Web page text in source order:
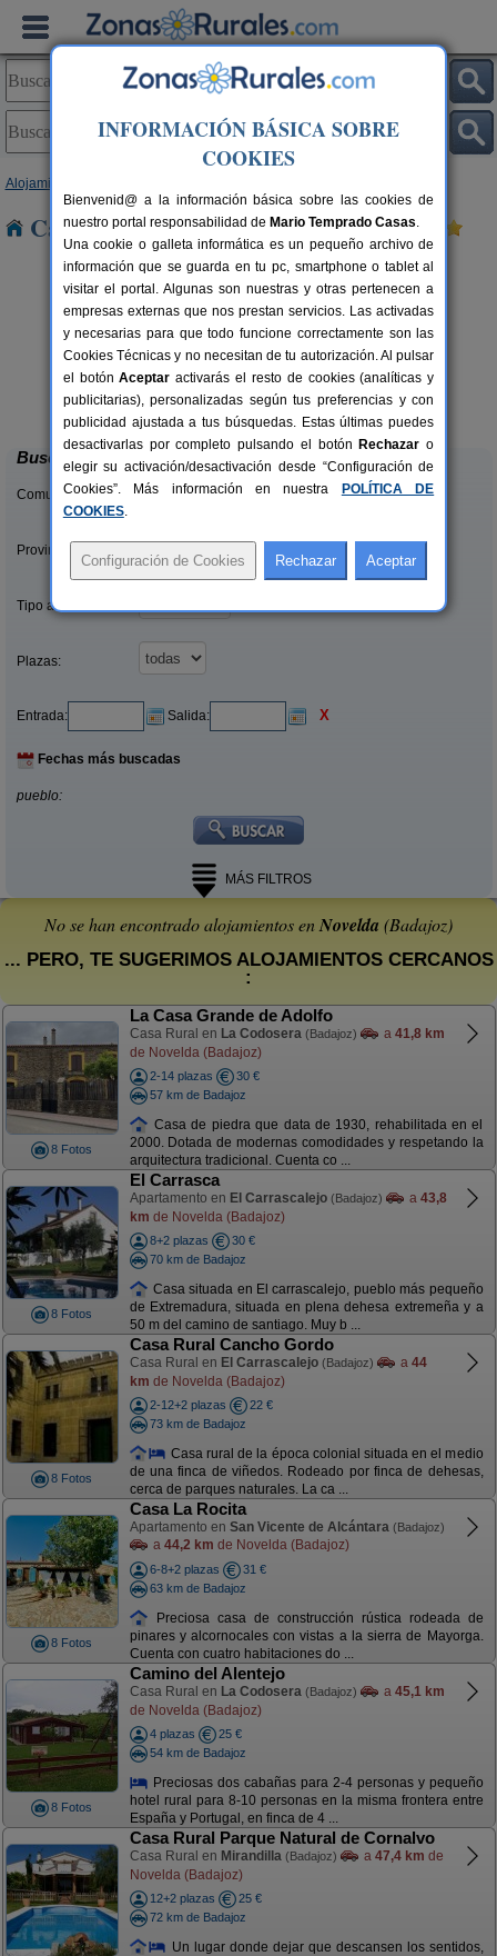
Alojamientos
Casas Rurales cerca de Novelda
2-12+1 pers.
desde 20 €
Los Molinos Rural
Fuentes de León (Badajoz)
Buscar
Comunidades:
Provincias/Islas:
Tipo alquiler:
Plazas:
Entrada: Salida: X
Fechas más buscadas
pueblo:
MÁS FILTROS
No se han encontrado alojamientos enNovelda (Badajoz)
... PERO, TE SUGERIMOS ALOJAMIENTOS CERCANOS
:
8 Fotos
La Casa Grande de Adolfo
Casa Rural en La Codosera (Badajoz) a 41,8 km
de Novelda (Badajoz)
2-14 plazas
30 €
57 km de Badajoz
Casa de piedra que data de 1930, rehabilitada en el
2000. Dotada de modernas comodidades y respetando la
arquitectura tradicional. Cuenta co ...
8 Fotos
El Carrasca
Apartamento en El Carrascalejo (Badajoz) a 43,8
km de Novelda (Badajoz)
8+2 plazas
30 €
70 km de Badajoz
Casa situada en El carrascalejo, pueblo más pequeño
de Extremadura, situada en plena dehesa extremeña y a
50 m del camino de santiago. Muy b ...
8 Fotos
Casa Rural Cancho Gordo
Casa Rural en El Carrascalejo (Badajoz) a 44
km de Novelda (Badajoz)
2-12+2 plazas
22 €
73 km de Badajoz
Casa rural de la época colonial situada en el medio
de una finca de viñedos. Rodeado por finca de dehesas,
cerca de parques naturales. La ca ...
8 Fotos
Casa La Rocita
Apartamento en San Vicente de Alcántara (Badajoz)
a 44,2 km de Novelda (Badajoz)
6-8+2 plazas
31 €
63 km de Badajoz
Preciosa casa de construcción rústica rodeada de
pinares y alcornocales con vistas a la sierra de Mayorga.
Cuenta con cuatro habitaciones do ...
8 Fotos
Camino del Alentejo
Casa Rural en La Codosera (Badajoz) a 45,1 km
de Novelda (Badajoz)
4 plazas
25 €
54 km de Badajoz
Preciosas dos cabañas para 2-4 personas y pequeño
hotel rural para 8-10 personas en la misma frontera entre
España y Portugal, en finca de 4 ...
Casa Rural Parque Natural de Cornalvo
Casa Rural en Mirandilla (Badajoz) a 47,4 km de
Novelda (Badajoz)
12+2 plazas
25 €
72 km de Badajoz
Un lugar donde dejar que descansen los sentidos,
INFORMACIÓN BÁSICA SOBRE
COOKIES
Bienvenid@ a la información básica sobre las cookies de
nuestro portal responsabilidad de Mario Temprado Casas.
Una cookie o galleta informática es un pequeño archivo de
información que se guarda en tu pc, smartphone o tablet al
visitar el portal. Algunas son nuestras y otras pertenecen a
empresas externas que nos prestan servicios. Las activadas
y necesarias para que todo funcione correctamente son las
Cookies Técnicas y no necesitan de tu autorización. Al pulsar
el botónAceptar activarás el resto de cookies (analíticas y
publicitarias), personalizadas según tus preferencias y con
publicidad ajustada a tus búsquedas. Estas últimas puedes
desactivarlas por completo pulsando el botón Rechazar o
elegir su activación/desactivación desde “Configuración de
Cookies”. Más información en nuestra
POLÍTICA DE
COOKIES.